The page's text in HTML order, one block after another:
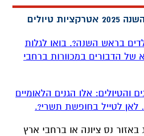
טיולים
בראש השנה?. בואו לגלות
של הדבורים במכוורות ברחבי
והטיולים: אלו הגנים הלאומיים
לאן לטייל בחופשת תשרי?.
נס ציונה או ברחבי ארץ